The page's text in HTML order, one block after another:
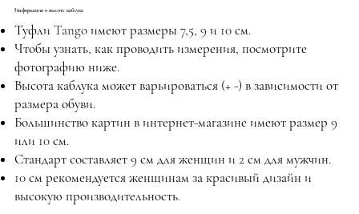
Информация о высоте каблука
Туфли Tango имеют размеры 7,5, 9 и 10 см.
Чтобы узнать, как проводить измерения, посмотрите
фотографию ниже.
Высота каблука может варьироваться (+ -) в зависимости от
размера обуви.
Большинство картин в интернет-магазине имеют размер 9
или 10 см.
Стандарт составляет 9 см для женщин и 2 см для мужчин.
10 см рекомендуется женщинам за красивый дизайн и
высокую производительность.